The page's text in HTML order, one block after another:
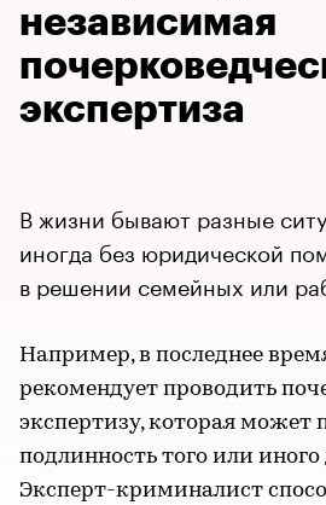
независимая
экспертиза
В жизни бывают разные
иногда без юридической
в решении семейных или
Например, в последнее
рекомендует проводить
экспертизу, которая может
подлинность того или
Эксперт-криминалист